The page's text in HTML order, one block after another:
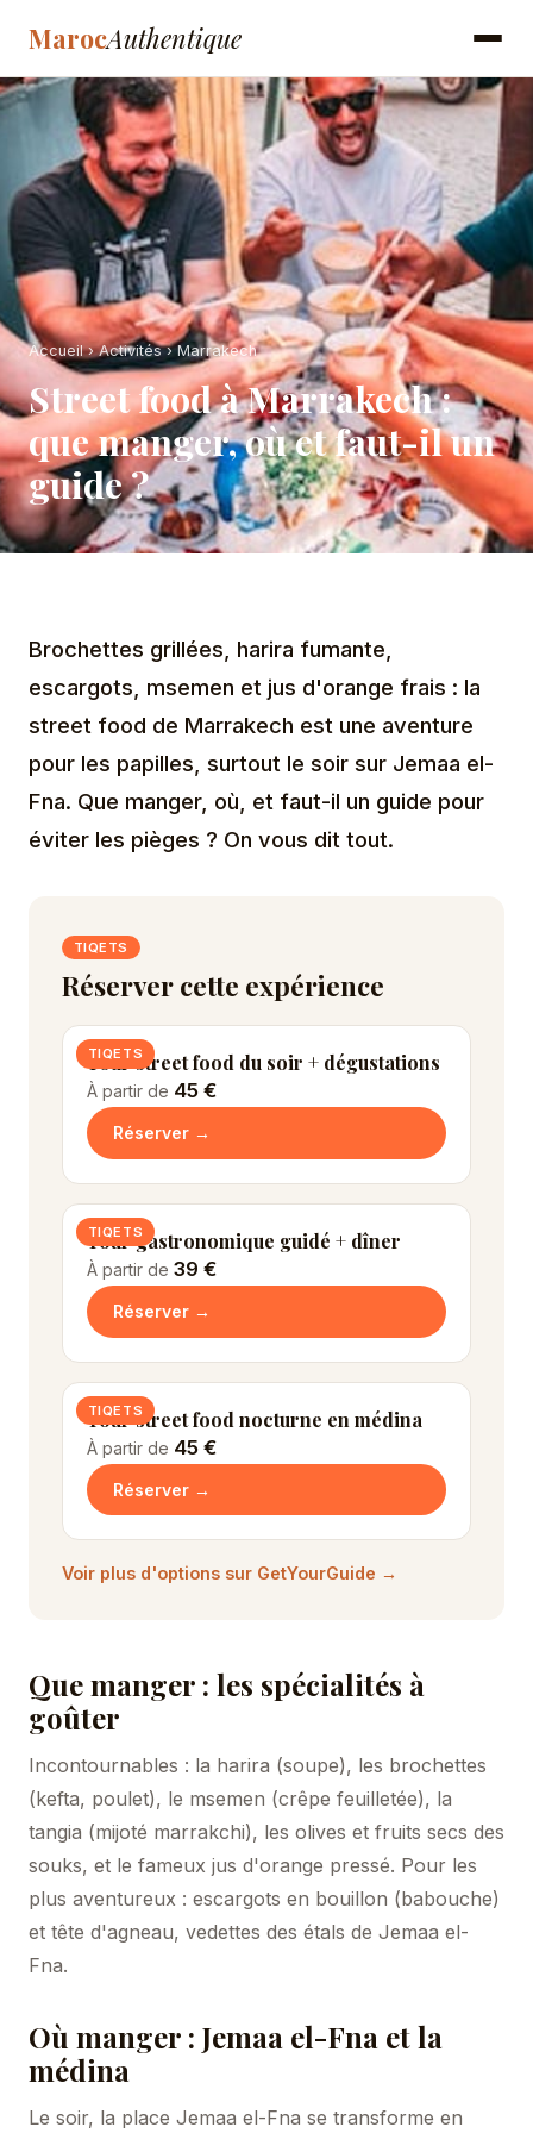
MarocAuthentique
Accueil›Activités›Marrakech
Street food à Marrakech :
que manger, où et faut-il un
guide ?
Brochettes grillées, harira fumante,
escargots, msemen et jus d'orange frais : la
street food de Marrakech est une aventure
pour les papilles, surtout le soir sur Jemaa el-
Fna. Que manger, où, et faut-il un guide pour
éviter les pièges ? On vous dit tout.
TIQETS
Réserver cette expérience
TIQETS
Tour street food du soir + dégustations
À partir de 45 €
Réserver →
TIQETS
Tour gastronomique guidé + dîner
À partir de 39 €
Réserver →
TIQETS
Tour street food nocturne en médina
À partir de 45 €
Réserver →
Voir plus d'options sur GetYourGuide →
Que manger : les spécialités à
goûter
Incontournables : la harira (soupe), les brochettes
(kefta, poulet), le msemen (crêpe feuilletée), la
tangia (mijoté marrakchi), les olives et fruits secs des
souks, et le fameux jus d'orange pressé. Pour les
plus aventureux : escargots en bouillon (babouche)
et tête d'agneau, vedettes des étals de Jemaa el-
Fna.
Où manger : Jemaa el-Fna et la
médina
Le soir, la place Jemaa el-Fna se transforme en